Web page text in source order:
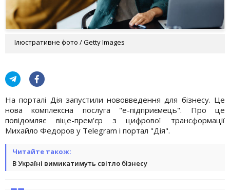
Ілюстративне фото / Getty Images
На порталі Дія запустили нововведення для бізнесу. Це
нова комплексна послуга "е-підприємець". Про це
повідомляє віце-прем'єр з цифрової трансформації
Михайло Федоров у Telegram і портал "Дія".
Читайте також:
В Україні вимикатимуть світло бізнесу